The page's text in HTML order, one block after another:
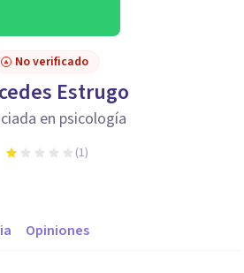
No verificado
Estrugo
en psicología
(1)
Opiniones